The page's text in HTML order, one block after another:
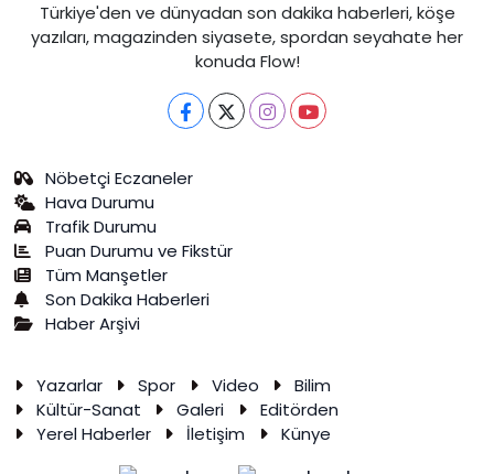
Türkiye'den ve dünyadan son dakika haberleri, köşe
yazıları, magazinden siyasete, spordan seyahate her
konuda Flow!
Nöbetçi Eczaneler
Hava Durumu
Trafik Durumu
Puan Durumu ve Fikstür
Tüm Manşetler
Son Dakika Haberleri
Haber Arşivi
Yazarlar Spor Video
Bilim
Kültür-Sanat
Galeri
Editörden
Yerel Haberler
İletişim Künye